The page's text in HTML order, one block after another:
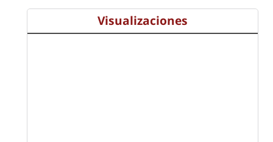
Visualizaciones